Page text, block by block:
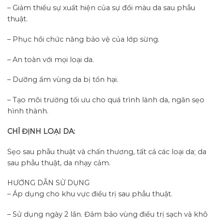
– Giảm thiểu sự xuất hiện của sự đổi màu da sau phẫu
thuật.
– Phục hồi chức năng bảo vệ của lớp sừng.
– An toàn với mọi loại da.
– Dưỡng ẩm vùng da bị tổn hại.
– Tạo môi trường tối ưu cho quá trình lành da, ngăn sẹo
hình thành.
CHỈ ĐỊNH LOẠI DA:
Sẹo sau phẫu thuật và chấn thương, tất cả các loại da; da
sau phẫu thuật, da nhạy cảm.
HƯỚNG DẪN SỬ DỤNG
– Áp dụng cho khu vực điều trị sau phẫu thuật.
– Sử dụng ngày 2 lần. Đảm bảo vùng điều trị sạch và khô